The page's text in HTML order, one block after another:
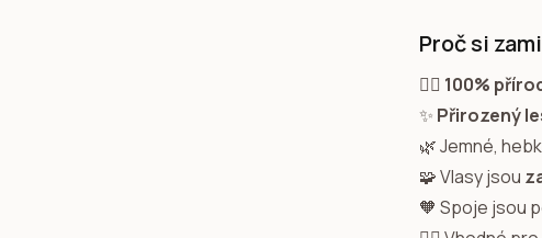
Proč si
💁‍♀️ 100%
✨ Přirozený
🌿 Jemné,
🧩 Vlasy jsou
🧡 Spoje jsou